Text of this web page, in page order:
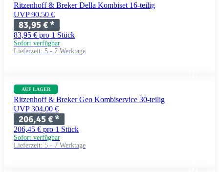
Ritzenhoff & Breker Della Kombiset 16-teilig
UVP 90,50 €
83,95 €*
83,95 € pro 1 Stück
Sofort verfügbar
Lieferzeit: 5 - 7 Werktage
AUF LAGER
Ritzenhoff & Breker Geo Kombiservice 30-teilig
UVP 304,00 €
206,45 €*
206,45 € pro 1 Stück
Sofort verfügbar
Lieferzeit: 5 - 7 Werktage